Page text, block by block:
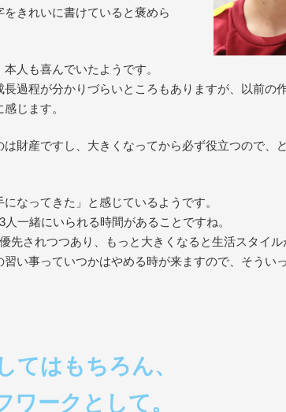
きれいに書けていると褒めら
人も喜んでいたようです。
過程が分かりづらいところもありますが、以前の
じます。
財産ですし、大きくなってから必ず役立つので、
なってきた」と感じているようです。
一緒にいられる時間があることですね。
先されつつあり、もっと大きくなると生活スタイ
い事っていつかはやめる時が来ますので、そうい
てはもちろん、
ワークとして。